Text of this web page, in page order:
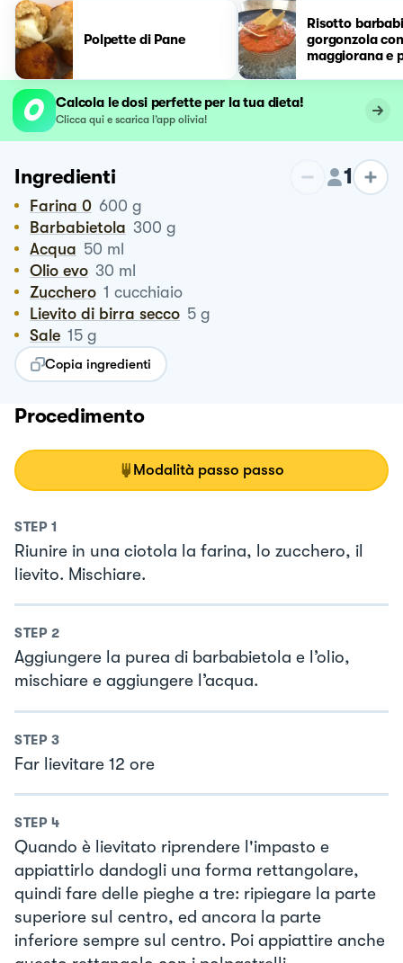
Polpette di Pane
Risotto
gorgonzola con
maggiorana e
Calcola le dosi perfette per la tua dieta!
Clicca qui e scarica l’app olivia!
Ingredienti 1
Farina 0 600 g
Barbabietola 300 g
Acqua 50 ml
Olio evo 30 ml
Zucchero 1 cucchiaio
Lievito di birra secco 5 g
Sale 15 g
Copia ingredienti
Procedimento
Modalità passo passo
STEP 1
Riunire in una ciotola la farina, lo zucchero, il
lievito. Mischiare.
STEP 2
Aggiungere la purea di barbabietola e l’olio,
mischiare e aggiungere l’acqua.
STEP 3
Far lievitare 12 ore
STEP 4
Quando è lievitato riprendere l'impasto e
appiattirlo dandogli una forma rettangolare,
quindi fare delle pieghe a tre: ripiegare la parte
superiore sul centro, ed ancora la parte
inferiore sempre sul centro. Poi appiattire anche